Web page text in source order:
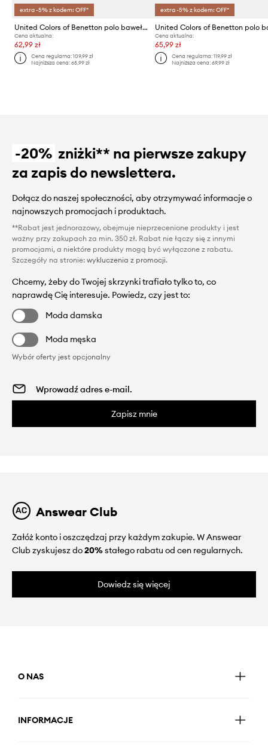
extra -5% z kodem: OFF*
United Colors of Benetton polo bawełniane dziecięce
Cena aktualna:
62,99 zł
Cena regularna:109,99 zł
Najniższa cena:65,99 zł
extra -5% z kodem: OFF*
Cena aktualna:
65,99 zł
Cena regularna: 119,99 zł
Najniższa cena: 69,99 zł
-20% zniżki** na pierwsze zakupy
za zapis do newslettera.
Dołącz do naszej społeczności, aby otrzymywać informacje o
najnowszych promocjach i produktach.
**Rabat jest jednorazowy, obejmuje nieprzecenione produkty i jest
ważny przy zakupach za min. 350 zł. Rabat nie łączy się z innymi
promocjami, a niektóre produkty mogą być wyłączone z rabatu.
Szczegóły na stronie: wykluczenia z promocji.
Chcemy, żeby do Twojej skrzynki trafiało tylko to, co
naprawdę Cię interesuje. Powiedz, czy jest to:
Moda damska
Moda męska
Wybór oferty jest opcjonalny
Zapisz mnie
Answear Club
Załóż konto i oszczędzaj przy każdym zakupie. W Answear
Club zyskujesz do20%stałego rabatu od cen regularnych.
Dowiedz się więcej
O NAS
INFORMACJE